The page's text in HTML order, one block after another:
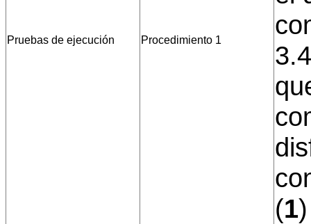
Pruebas de ejecución Procedimiento 1
(1)